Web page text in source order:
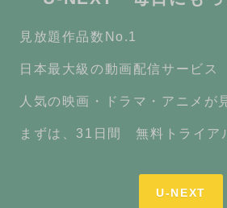
見放題作品数No.1
日本最大級の動画配信サービス
人気の映画・ドラマ・アニメが
まずは、31日間 無料トライア
U-NEXT